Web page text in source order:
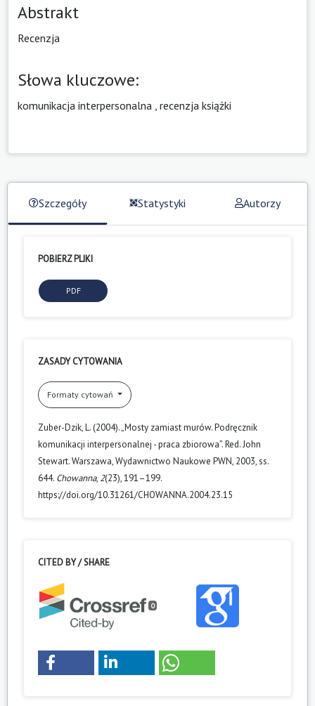
Abstrakt
Recenzja
Słowa kluczowe:
komunikacja interpersonalna recenzja książki
Szczegóły Statystyki Autorzy
POBIERZ PLIKI
PDF
ZASADY CYTOWANIA
Formaty cytowań
Zuber-Dzik, L. (2004). „Mosty zamiast murów. Podręcznik
komunikacji interpersonalnej - praca zbiorowa”. Red. John
Stewart. Warszawa, Wydawnictwo Naukowe PWN, 2003, ss.
644. Chowanna, 2(23), 191–199.
https://doi.org/10.31261/CHOWANNA.2004.23.15
CITED BY / SHARE
0